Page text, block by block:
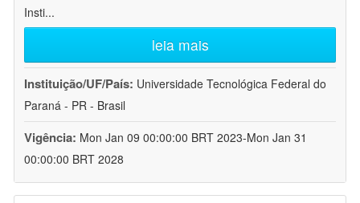
Insti...
leia mais
Instituição/UF/País: Universidade Tecnológica Federal do
Paraná - PR - Brasil
Vigência: Mon Jan 09 00:00:00 BRT 2023-Mon Jan 31
00:00:00 BRT 2028